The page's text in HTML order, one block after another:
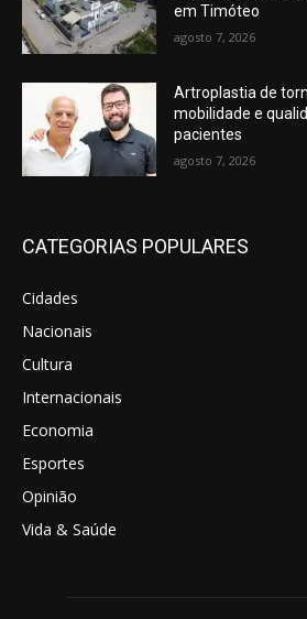
em Timóteo
agosto 7, 2026
Artroplastia de
mobilidade e
pacientes
agosto 7, 2026
CATEGORIAS POPULARES
Cidades
Nacionais
Cultura
Internacionais
Economia
Esportes
Opinião
Vida & Saúde